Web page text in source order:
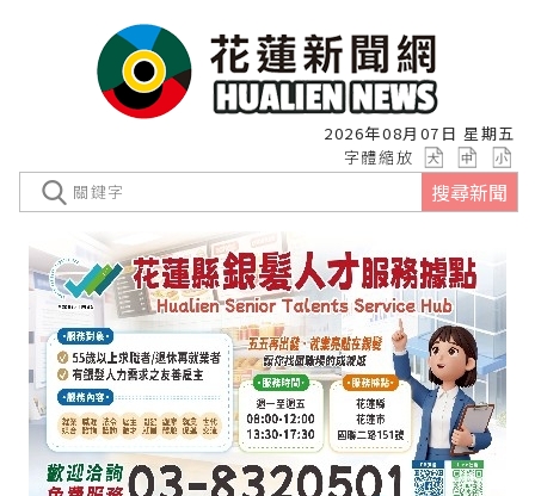
2026年08月07日 星期五
字體縮放
搜尋新聞